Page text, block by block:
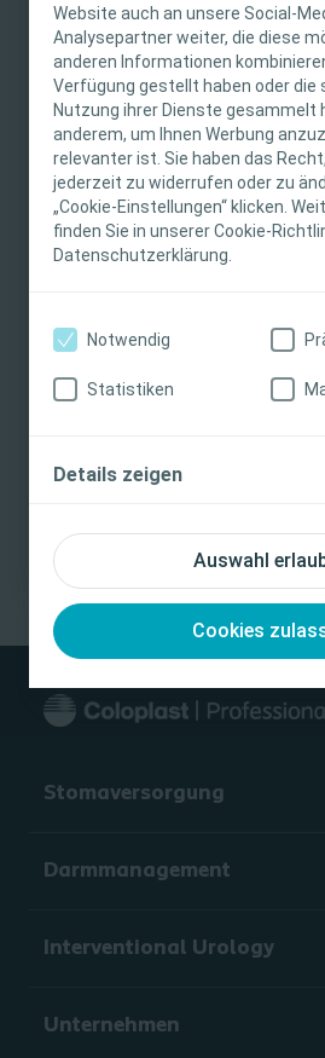
Website auch an unsere Social-
Analysepartner weiter, die diese
anderen Informationen
Verfügung gestellt haben oder die
Nutzung ihrer Dienste gesammelt
anderem, um Ihnen Werbung
relevanter ist. Sie haben das
jederzeit zu widerrufen oder zu
„Cookie-Einstellungen“ klicken.
finden Sie in unserer Cookie-
Datenschutzerklärung.
Auswahl
Cookies
Notwendig
Statistiken
Details zeigen
Diese Website richtet sich nur
Fachpersonal. Der Inhalt der
fachliche Informations- und
bestimmt. Coloplast bietet
medizinischen Rat. Die
individuelle
medizinischen Fachpersonal.
Produktinformationen zu den
Produkten, einschließlich
Vorsichtsmaßnahmen und
finden Sie in der
Produkts, die vor der
Ich bin eine
Ähnliche Inhalte
Stomaversorgung
Stomaversorgung
Darmmanagement
Interventional Urology
Unternehmen